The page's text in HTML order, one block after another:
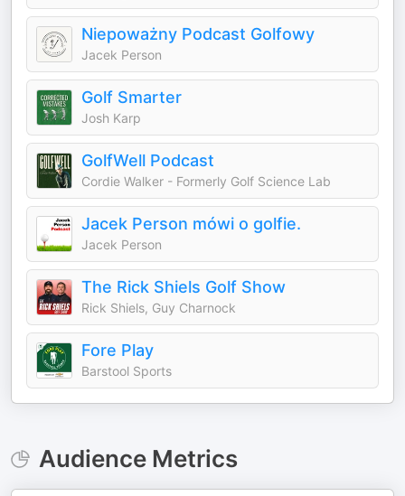
Niepoważny Podcast Golfowy
Jacek Person
Golf Smarter
Josh Karp
GolfWell Podcast
Cordie Walker - Formerly Golf Science Lab
Jacek Person mówi o golfie.
Jacek Person
The Rick Shiels Golf Show
Rick Shiels, Guy Charnock
Fore Play
Barstool Sports
Audience Metrics